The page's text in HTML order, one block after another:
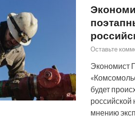
Оставьте
Экономист
будет
мнению